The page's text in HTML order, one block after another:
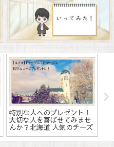
特別な人へのプレゼント！
大切な人を喜ばせてみませ
んか？北海道 人気のチーズ
ケーキ【ルタオ】ドゥーブ
ルフロマージュ。